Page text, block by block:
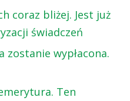
coraz bliżej. Jest już
świadczeń
wypłacona.
Ten